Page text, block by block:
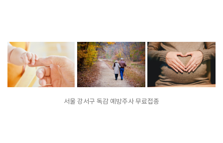
서울 강서구 독감 예방주사 무료접종